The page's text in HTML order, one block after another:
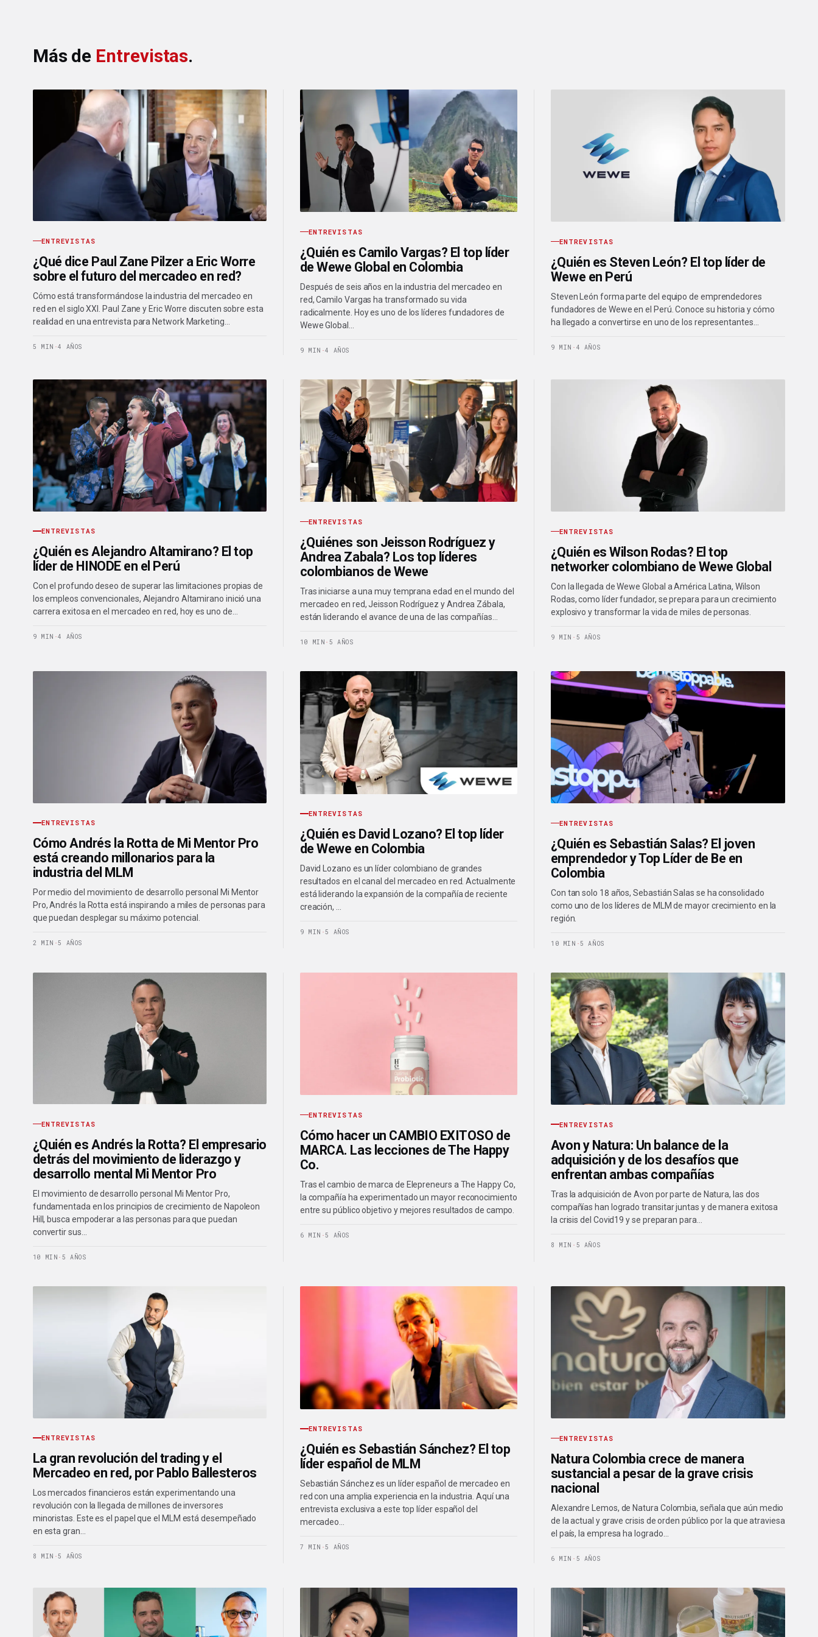
Más de Entrevistas.
ENTREVISTAS
¿Qué dice Paul Zane Pilzer a Eric Worre
sobre el futuro del mercadeo en red?
Cómo está transformándose la industria del mercadeo en
red en el siglo XXI. Paul Zane y Eric Worre discuten sobre esta
realidad en una entrevista para Network Marketing…
5 MIN ·4 AÑOS
ENTREVISTAS
¿Quién es Camilo Vargas? El top líder
de Wewe Global en Colombia
Después de seis años en la industria del mercadeo en
red, Camilo Vargas ha transformado su vida
radicalmente. Hoy es uno de los líderes fundadores de
Wewe Global…
9 MIN ·4 AÑOS
ENTREVISTAS
¿Quién es Steven León? El top líder de
Wewe en Perú
Steven León forma parte del equipo de emprendedores
fundadores de Wewe en el Perú. Conoce su historia y cómo
ha llegado a convertirse en uno de los representantes…
9 MIN · 4 AÑOS
ENTREVISTAS
¿Quién es Alejandro Altamirano? El top
líder de HINODE en el Perú
Con el profundo deseo de superar las limitaciones propias de
los empleos convencionales, Alejandro Altamirano inició una
carrera exitosa en el mercadeo en red, hoy es uno de…
9 MIN ·4 AÑOS
ENTREVISTAS
¿Quiénes son Jeisson Rodríguez y
Andrea Zabala? Los top líderes
colombianos de Wewe
Tras iniciarse a una muy temprana edad en el mundo del
mercadeo en red, Jeisson Rodríguez y Andrea Zábala,
están liderando el avance de una de las compañías…
10 MIN · 5 AÑOS
ENTREVISTAS
¿Quién es Wilson Rodas? El top
networker colombiano de Wewe Global
Con la llegada de Wewe Global a América Latina, Wilson
Rodas, como líder fundador, se prepara para un crecimiento
explosivo y transformar la vida de miles de personas.
9 MIN · 5 AÑOS
ENTREVISTAS
Cómo Andrés la Rotta de Mi Mentor Pro
está creando millonarios para la
industria del MLM
Por medio del movimiento de desarrollo personal Mi Mentor
Pro, Andrés la Rotta está inspirando a miles de personas para
que puedan desplegar su máximo potencial.
2 MIN ·5 AÑOS
ENTREVISTAS
¿Quién es David Lozano? El top líder
de Wewe en Colombia
David Lozano es un líder colombiano de grandes
resultados en el canal del mercadeo en red. Actualmente
está liderando la expansión de la compañía de reciente
creación, …
9 MIN ·5 AÑOS
ENTREVISTAS
¿Quién es Sebastián Salas? El joven
emprendedor y Top Líder de Be en
Colombia
Con tan solo 18 años, Sebastián Salas se ha consolidado
como uno de los líderes de MLM de mayor crecimiento en la
región.
10 MIN ·5 AÑOS
ENTREVISTAS
¿Quién es Andrés la Rotta? El empresario
detrás del movimiento de liderazgo y
desarrollo mental Mi Mentor Pro
El movimiento de desarrollo personal Mi Mentor Pro,
fundamentada en los principios de crecimiento de Napoleon
Hill, busca empoderar a las personas para que puedan
convertir sus…
10 MIN · 5 AÑOS
ENTREVISTAS
Cómo hacer un CAMBIO EXITOSO de
MARCA. Las lecciones de The Happy
Co.
Tras el cambio de marca de Elepreneurs a The Happy Co,
la compañía ha experimentado un mayor reconocimiento
entre su público objetivo y mejores resultados de campo.
6 MIN ·5 AÑOS
ENTREVISTAS
Avon y Natura: Un balance de la
adquisición y de los desafíos que
enfrentan ambas compañías
Tras la adquisición de Avon por parte de Natura, las dos
compañías han logrado transitar juntas y de manera exitosa
la crisis del Covid19 y se preparan para…
8 MIN · 5 AÑOS
ENTREVISTAS
La gran revolución del trading y el
Mercadeo en red, por Pablo Ballesteros
Los mercados financieros están experimentando una
revolución con la llegada de millones de inversores
minoristas. Este es el papel que el MLM está desempeñado
en esta gran…
8 MIN ·5 AÑOS
ENTREVISTAS
¿Quién es Sebastián Sánchez? El top
líder español de MLM
Sebastián Sánchez es un líder español de mercadeo en
red con una amplia experiencia en la industria. Aquí una
entrevista exclusiva a este top líder español del
mercadeo…
7 MIN ·5 AÑOS
ENTREVISTAS
Natura Colombia crece de manera
sustancial a pesar de la grave crisis
nacional
Alexandre Lemos, de Natura Colombia, señala que aún medio
de la actual y grave crisis de orden público por la que atraviesa
el país, la empresa ha logrado…
6 MIN · 5 AÑOS